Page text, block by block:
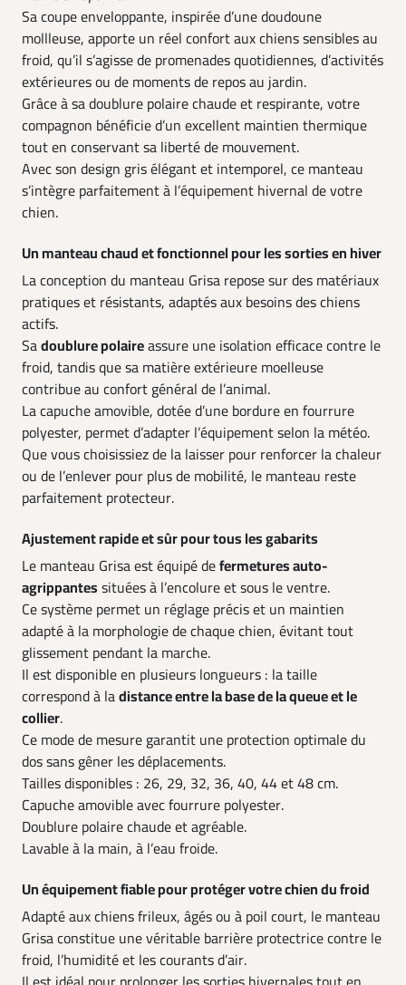
Sa coupe enveloppante, inspirée d’une doudoune
mollleuse, apporte un réel confort aux chiens sensibles au
froid, qu’il s’agisse de promenades quotidiennes, d’activités
extérieures ou de moments de repos au jardin.
Grâce à sa doublure polaire chaude et respirante, votre
compagnon bénéficie d’un excellent maintien thermique
tout en conservant sa liberté de mouvement.
Avec son design gris élégant et intemporel, ce manteau
s’intègre parfaitement à l’équipement hivernal de votre
chien.
Un manteau chaud et fonctionnel pour les sorties en hiver
La conception du manteau Grisa repose sur des matériaux
pratiques et résistants, adaptés aux besoins des chiens
actifs.
Sadoublure polaireassure une isolation efficace contre le
froid, tandis que sa matière extérieure moelleuse
contribue au confort général de l’animal.
La capuche amovible, dotée d’une bordure en fourrure
polyester, permet d’adapter l’équipement selon la météo.
Que vous choisissiez de la laisser pour renforcer la chaleur
ou de l’enlever pour plus de mobilité, le manteau reste
parfaitement protecteur.
Ajustement rapide et sûr pour tous les gabarits
Le manteau Grisa est équipé defermetures auto-
agrippantes situées à l’encolure et sous le ventre.
Ce système permet un réglage précis et un maintien
adapté à la morphologie de chaque chien, évitant tout
glissement pendant la marche.
Il est disponible en plusieurs longueurs : la taille
correspond à ladistance entre la base de la queue et le
collier.
Ce mode de mesure garantit une protection optimale du
dos sans gêner les déplacements.
Tailles disponibles : 26, 29, 32, 36, 40, 44 et 48 cm.
Capuche amovible avec fourrure polyester.
Doublure polaire chaude et agréable.
Lavable à la main, à l’eau froide.
Un équipement fiable pour protéger votre chien du froid
Adapté aux chiens frileux, âgés ou à poil court, le manteau
Grisa constitue une véritable barrière protectrice contre le
froid, l’humidité et les courants d’air.